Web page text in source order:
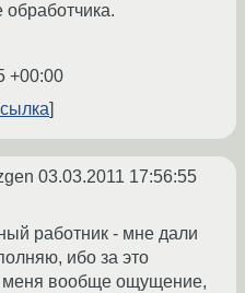
обработчика.
+00:00
03.03.2011 17:56:55
работник - мне дали
ибо за это
меня вообще ощущение,